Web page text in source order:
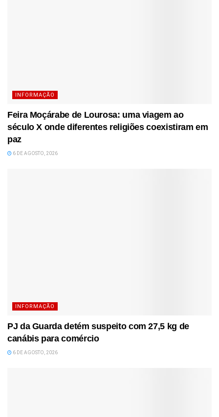
INFORMAÇÃO
Feira Moçárabe de Lourosa: uma viagem ao
século X onde diferentes religiões coexistiram em
paz
6 DE AGOSTO, 2026
INFORMAÇÃO
PJ da Guarda detém suspeito com 27,5 kg de
canábis para comércio
6 DE AGOSTO, 2026